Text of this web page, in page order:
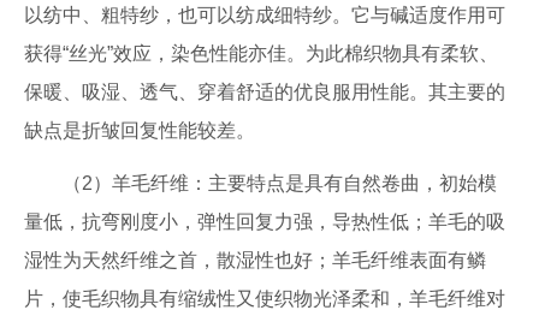
以纺中、粗特纱，也可以纺成细特纱。它与碱适度作用可
获得“丝光”效应，染色性能亦佳。为此棉织物具有柔软、
保暖、吸湿、透气、穿着舒适的优良服用性能。其主要的
缺点是折皱回复性能较差。
（2）羊毛纤维：主要特点是具有自然卷曲，初始模
量低，抗弯刚度小，弹性回复力强，导热性低；羊毛的吸
湿性为天然纤维之首，散湿性也好；羊毛纤维表面有鳞
片，使毛织物具有缩绒性又使织物光泽柔和，羊毛纤维对